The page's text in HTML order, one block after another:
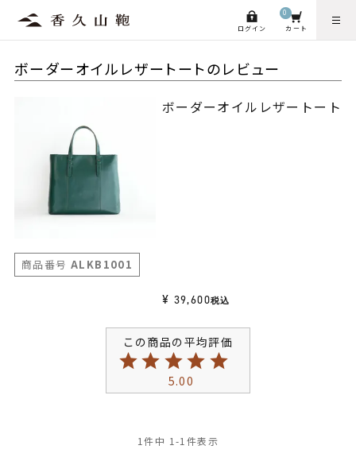
ログイン カート
0
ボーダーオイルレザートートのレビュー
ボーダーオイルレザートート
商品番号 ALKB1001
¥ 39,600税込
5.00
1件中 1 -1 件表示